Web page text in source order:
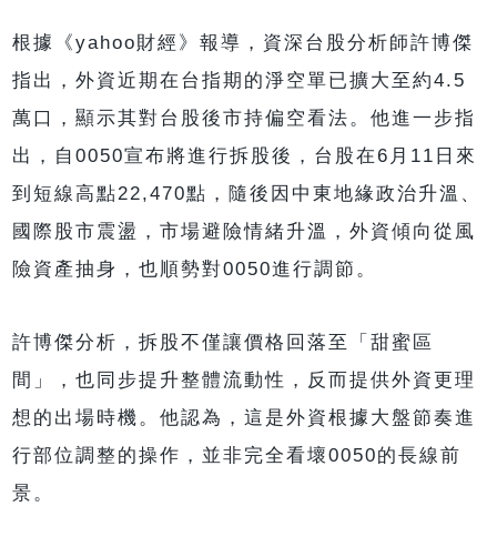
根據《yahoo財經》報導，資深台股分析師許博傑
指出，外資近期在台指期的淨空單已擴大至約4.5
萬口，顯示其對台股後市持偏空看法。他進一步指
出，自0050宣布將進行拆股後，台股在6月11日來
到短線高點22,470點，隨後因中東地緣政治升溫、
國際股市震盪，市場避險情緒升溫，外資傾向從風
險資產抽身，也順勢對0050進行調節。
許博傑分析，拆股不僅讓價格回落至「甜蜜區
間」，也同步提升整體流動性，反而提供外資更理
想的出場時機。他認為，這是外資根據大盤節奏進
行部位調整的操作，並非完全看壞0050的長線前
景。